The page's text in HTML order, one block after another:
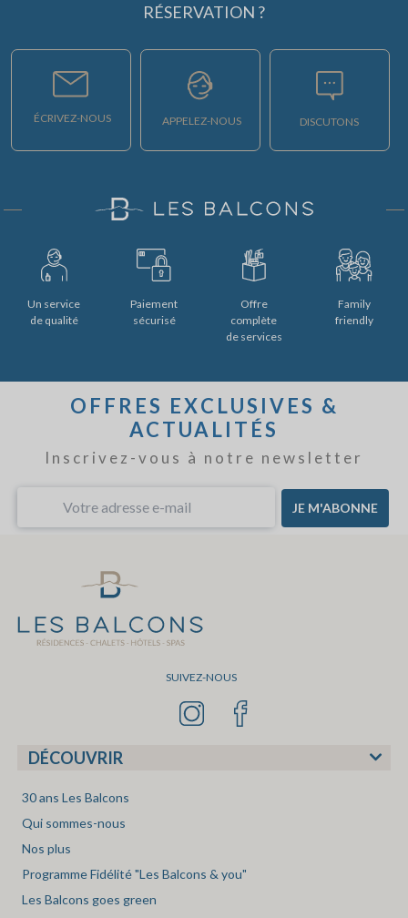
RÉSERVATION ?
ÉCRIVEZ-NOUS APPELEZ-NOUS DISCUTONS
Un service
de qualité
Paiement
sécurisé
Offre
complète
de services
Family
friendly
OFFRES EXCLUSIVES &
ACTUALITÉS
Inscrivez-vous à notre newsletter
JE M'ABONNE
SUIVEZ-NOUS
DÉCOUVRIR
30 ans Les Balcons
Qui sommes-nous
Nos plus
Programme Fidélité "Les Balcons & you"
Les Balcons goes green